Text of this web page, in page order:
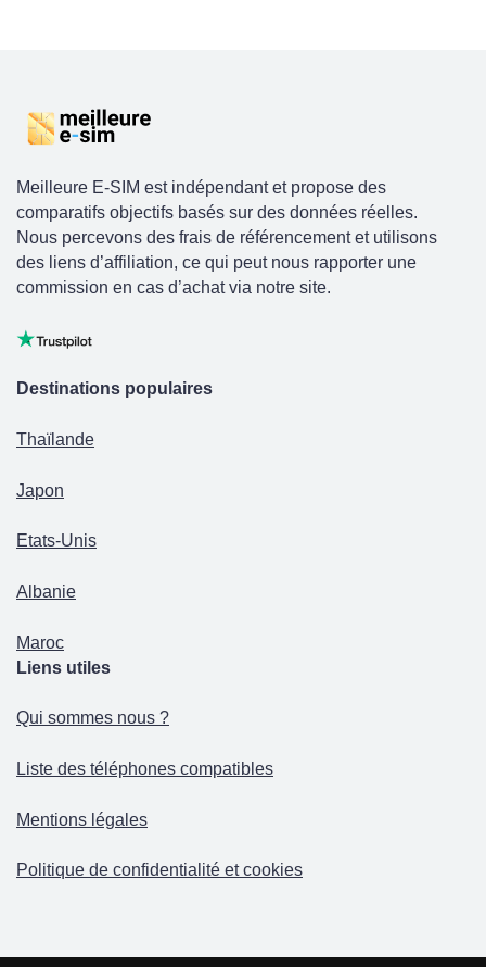
Meilleure E-SIM est indépendant et propose des
comparatifs objectifs basés sur des données réelles.
Nous percevons des frais de référencement et utilisons
des liens d’affiliation, ce qui peut nous rapporter une
commission en cas d’achat via notre site.
Destinations populaires
Thaïlande
Japon
Etats-Unis
Albanie
Maroc
Liens utiles
Qui sommes nous ?
Liste des téléphones compatibles
Mentions légales
Politique de confidentialité et cookies